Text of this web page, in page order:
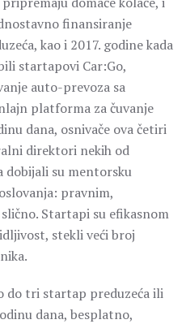
finansiranje
kao i 2017. godine kada
startapovi Car:Go,
auto-prevoza sa
platforma za čuvanje
dana, osnivače ova četiri
direktori nekih od
dobijali su mentorsku
pravnim,
Startapi su efikasnom
stekli veći broj
do tri startap preduzeća ili
dana, besplatno,